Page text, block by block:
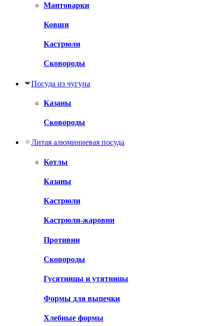
Мантоварки
Ковши
Кастрюли
Сковороды
Посуда из чугуна
Казаны
Сковороды
Литая алюминиевая посуда
Котлы
Казаны
Кастрюли
Кастрюли-жаровни
Противни
Сковороды
Гусятницы и утятницы
Формы для выпечки
Хлебные формы